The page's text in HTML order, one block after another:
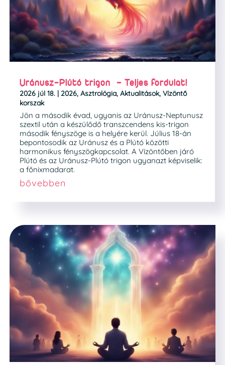
Uránusz-Plútó trigon – Teljes fordulat!
2026 júl 18. | 2026, Asztrológia, Aktualitások, Vízöntő
korszak
Jön a második évad, ugyanis az Uránusz-Neptunusz
szextil után a készülődő transzcendens kis-trigon
második fényszöge is a helyére kerül. Július 18-án
bepontosodik az Uránusz és a Plútó közötti
harmonikus fényszögkapcsolat. A Vízöntőben járó
Plútó és az Uránusz-Plútó trigon ugyanazt képviselik:
a főnixmadarat.
bővebben